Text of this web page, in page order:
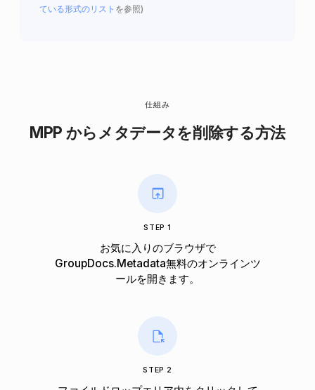
ている形式のリスト を参照)
仕組み
MPP からメタデータを削除する方法
STEP 1
お気に入りのブラウザで
GroupDocs.Metadata無料のオンラインツ
ールを開きます。
STEP 2